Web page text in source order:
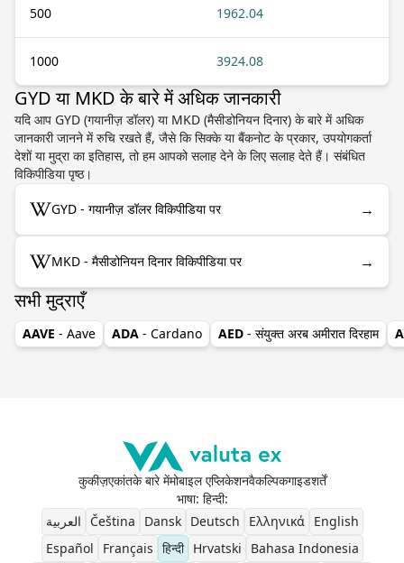
500 1962.04
1000 3924.08
GYD या MKD के बारे में अधिक जानकारी
यदि आप GYD (गयानीज़ डॉलर) या MKD (मैसीडोनियन दिनार) के बारे में अधिक
जानकारी जानने में रुचि रखते हैं, जैसे कि सिक्के या बैंकनोट के प्रकार, उपयोगकर्ता
देशों या मुद्रा का इतिहास, तो हम आपको सलाह देने के लिए सलाह देते हैं। संबंधित
विकिपीडिया पृष्ठ।
GYD - गयानीज़ डॉलर विकिपीडिया पर →
MKD - मैसीडोनियन दिनार विकिपीडिया पर →
सभी मुद्राएँ
AAVE - Aave ADA - Cardano AED - संयुक्त अरब अमीरात दिरहाम
कुकीज़एकांतके बारे मेंमोबाइल एप्लिकेशनवैकल्पिकगाइडशर्तें
भाषा: हिन्दी:
العربية
Čeština Dansk Deutsch Ελληνικά
English
Español
Français हिन्दी Hrvatski Bahasa Indonesia